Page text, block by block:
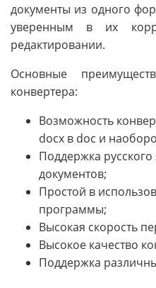
документы из одного
уверенным в их
редактировании.
Основные
конвертера:
Возможность
docx в doc и
Поддержка
документов;
Простой в
программы;
Высокая скорость
Высокое качество
Поддержка